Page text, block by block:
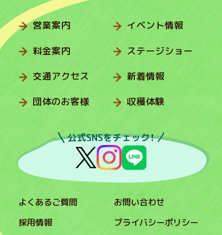
営業案内
料金案内
交通アクセス
団体のお客様
イベント情報
ステージショー
新着情報
収穫体験
公式SNSをチェック！
よくあるご質問
お問い合わせ
採用情報
プライバシーポリシー